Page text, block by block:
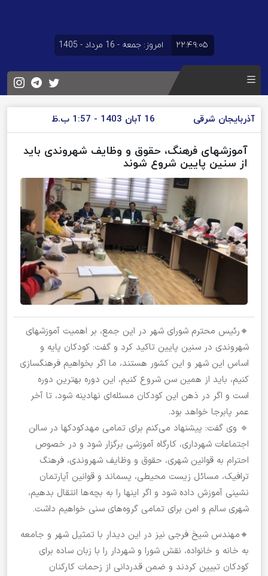
۲۲:۴۹:۰۵ امروز: جمعه - 16 مرداد - 1405
آذربایجان شرقی 16 آبان 1403 - 1:57 ب.ظ
آموزشهای فرهنگ، حقوق و وظایف شهروندی باید
از سنین پایین شروع شوند
🔸رئیس محترم شورای شهر در این جمع، بر اهمیت آموزشهای
شهروندی در سنین پایین تاکید کرد و گفت: کودکان پایه و
اساس این شهر و این کشور هستند، ما اگر بخواهیم فرهنگسازی
کنیم، باید از همین سن شروع کنیم، این دوره بهترین دوره
است و اگر در ذهن این کودکان مسئله‌ای نهادینه شود، تا آخر
عمر پابرجا خواهد بود.
🔹 وی گفت: پیشنهاد می‌کنم برای تمامی مهدکودکها در سالن
اجتماعات شهرداری، کارگاه آموزشی برگزار شود و در خصوص
احترام به قوانین شهری، حقوق و وظایف شهروندی، فرهنگ
ترافیک، مسائل زیست محیطی، پسماند و قوانین آپارتمان
نشینی آموزش داده شود و اگر اینها را به بچه‌ها انتقال بدهیم،
شهری سالم و امن برای تمامی گروه‌های سنی خواهیم داشت.
🔸مهندس شیخ فرجی نیز در این دیدار با تمثیل شهر و جامعه
به خانه و خانواده، نقش شورا و شهردار را با زبان ساده برای
کودکان تبیین کردند و ضمن قدردانی از زحمات کارکنان